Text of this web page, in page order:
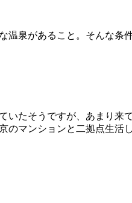
温泉があること。そんな条
たそうですが、あまり来
マンションと二拠点生活し